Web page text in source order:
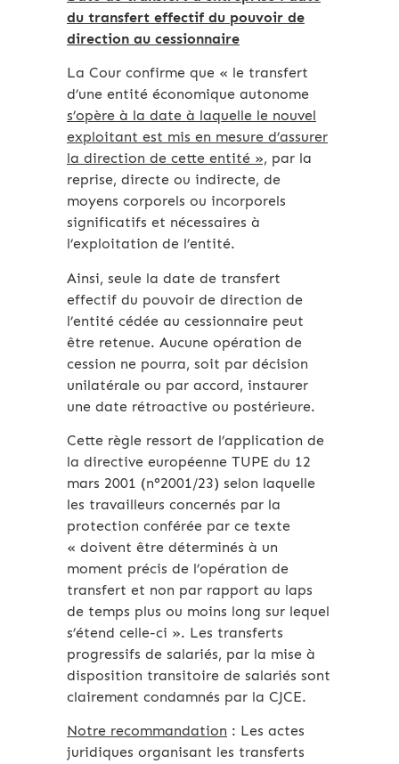
du transfert effectif du pouvoir de
direction au cessionnaire
La Cour confirme que « le transfert
d’une entité économique autonome
s’opère à la date à laquelle le nouvel
exploitant est mis en mesure d’assurer
la direction de cette entité », par la
reprise, directe ou indirecte, de
moyens corporels ou incorporels
significatifs et nécessaires à
l’exploitation de l’entité.
Ainsi, seule la date de transfert
effectif du pouvoir de direction de
l’entité cédée au cessionnaire peut
être retenue. Aucune opération de
cession ne pourra, soit par décision
unilatérale ou par accord, instaurer
une date rétroactive ou postérieure.
Cette règle ressort de l’application de
la directive européenne TUPE du 12
mars 2001 (n°2001/23) selon laquelle
les travailleurs concernés par la
protection conférée par ce texte
« doivent être déterminés à un
moment précis de l’opération de
transfert et non par rapport au laps
de temps plus ou moins long sur lequel
s’étend celle-ci ». Les transferts
progressifs de salariés, par la mise à
disposition transitoire de salariés sont
clairement condamnés par la CJCE.
Notre recommandation : Les actes
juridiques organisant les transferts